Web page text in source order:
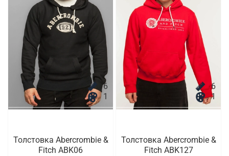
6
1
Толстовка Abercrombie &
Fitch ABK06
6
1
Толстовка Abercrombie &
Fitch ABK127